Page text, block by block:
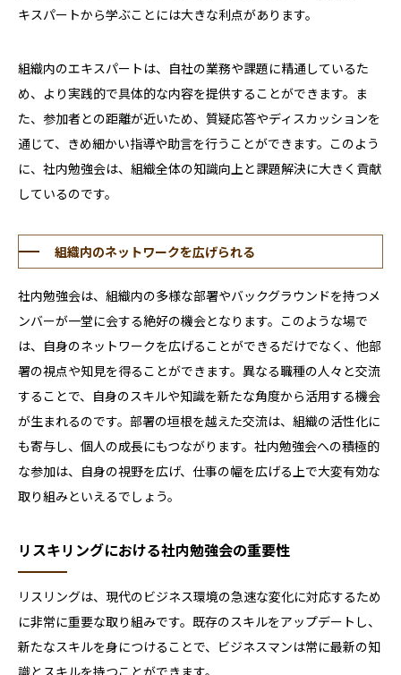
キスパートから学ぶことには大きな利点があります。
組織内のエキスパートは、自社の業務や課題に精通しているた
め、より実践的で具体的な内容を提供することができます。ま
た、参加者との距離が近いため、質疑応答やディスカッションを
通じて、きめ細かい指導や助言を行うことができます。このよう
に、社内勉強会は、組織全体の知識向上と課題解決に大きく貢献
しているのです。
組織内のネットワークを広げられる
社内勉強会は、組織内の多様な部署やバックグラウンドを持つメ
ンバーが一堂に会する絶好の機会となります。このような場で
は、自身のネットワークを広げることができるだけでなく、他部
署の視点や知見を得ることができます。異なる職種の人々と交流
することで、自身のスキルや知識を新たな角度から活用する機会
が生まれるのです。部署の垣根を越えた交流は、組織の活性化に
も寄与し、個人の成長にもつながります。社内勉強会への積極的
な参加は、自身の視野を広げ、仕事の幅を広げる上で大変有効な
取り組みといえるでしょう。
リスキリングにおける社内勉強会の重要性
リスリングは、現代のビジネス環境の急速な変化に対応するため
に非常に重要な取り組みです。既存のスキルをアップデートし、
新たなスキルを身につけることで、ビジネスマンは常に最新の知